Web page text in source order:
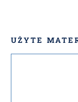
UŻYTE